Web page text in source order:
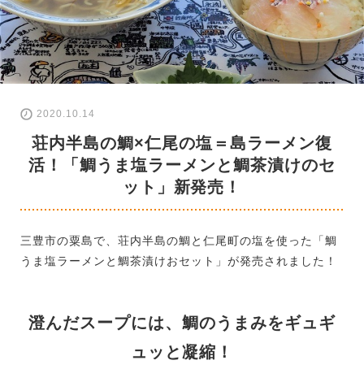
2020.10.14
荘内半島の鯛×仁尾の塩＝島ラーメン復
活！「鯛うま塩ラーメンと鯛茶漬けのセ
ット」新発売！
三豊市の粟島で、荘内半島の鯛と仁尾町の塩を使った「鯛
うま塩ラーメンと鯛茶漬けおセット」が発売されました！
澄んだスープには、鯛のうまみをギュギ
ュッと凝縮！